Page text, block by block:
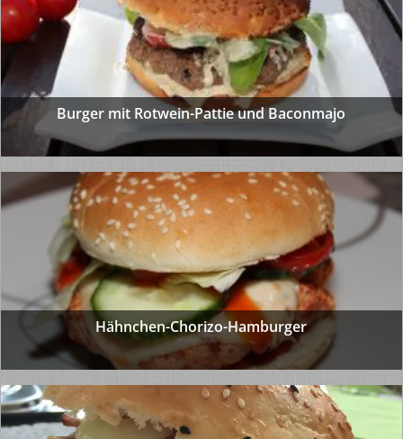
Burger mit Rotwein-Pattie und Baconmajo
Hähnchen-Chorizo-Hamburger